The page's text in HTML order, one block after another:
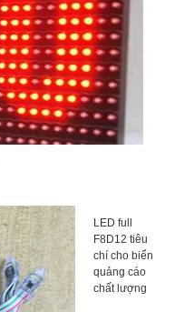
LED full
F8D12 tiêu
chí cho biển
quảng cáo
chất lượng